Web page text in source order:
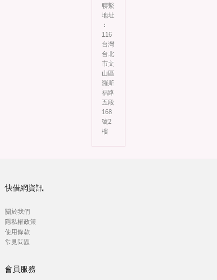
聯繫
地址
︰
116
台灣
台北
市文
山區
羅斯
福路
五段
168
號2
樓
快借網資訊
關於我們
隱私權政策
使用條款
常見問題
會員服務